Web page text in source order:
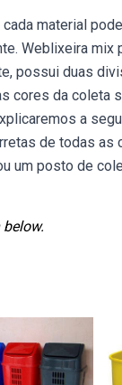
material
Weblixeira
possui duas
cores da coleta
a
de todas as
um posto de